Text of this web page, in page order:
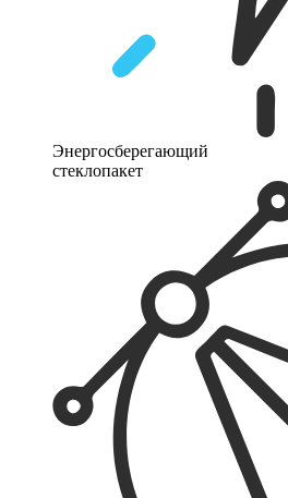
Энергосберегающий
стеклопакет